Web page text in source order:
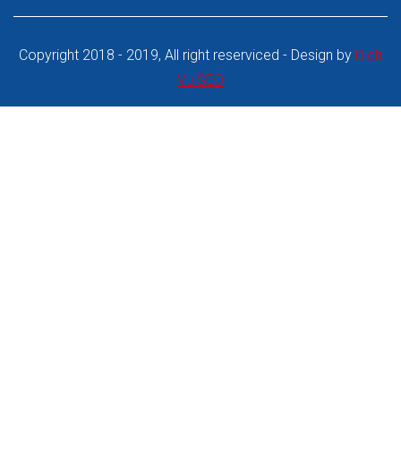
Copyright 2018 - 2019, All right reserviced - Design by Dich
Vu SEO